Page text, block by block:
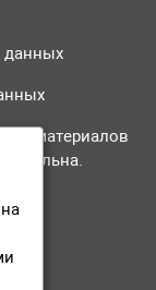
данных
материалов